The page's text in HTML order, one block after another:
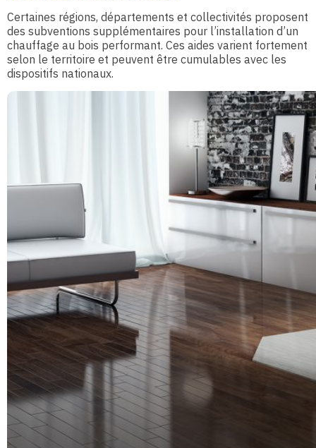
Certaines régions, départements et collectivités proposent
des subventions supplémentaires pour l’installation d’un
chauffage au bois performant. Ces aides varient fortement
selon le territoire et peuvent être cumulables avec les
dispositifs nationaux.